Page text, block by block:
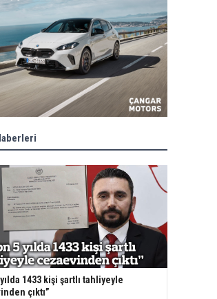
1433 kişi şartlı tahliyeyle
çıktı”